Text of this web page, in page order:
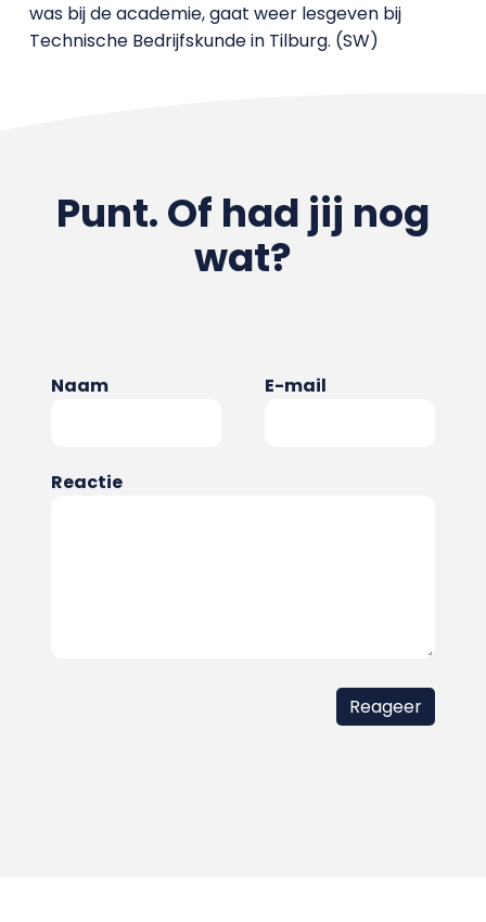
was bij de academie, gaat weer lesgeven bij
Technische Bedrijfskunde in Tilburg. (SW)
Punt. Of had jij nog
wat?
Naam E-mail
Reactie